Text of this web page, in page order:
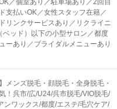
／個室あり／駐車場あり／2回目
支払いOK／女性スタッフ在籍／
リンクサービスあり／リクライニ
ッド）以下の小型サロン／都度
ーあり／ブライダルメニューあり
メンズ脱毛・顔脱毛・全身脱毛・
！呉市/広/U24/呉市脱毛/VIO脱毛/
ンワックス/都度/エステ/毛穴ケア/